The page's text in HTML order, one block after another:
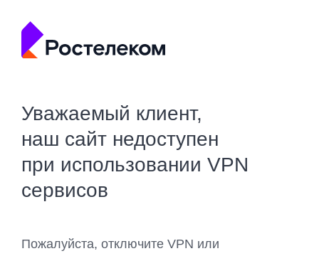
Уважаемый клиент,
наш сайт недоступен
при использовании VPN
сервисов
Пожалуйста, отключите VPN или